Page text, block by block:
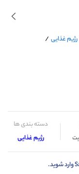
رژیم غذایی /
دسته بندی ها
رژیم غذایی